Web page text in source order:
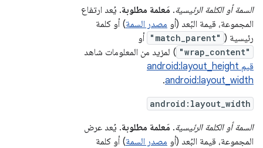
السمة أو الكلمة الرئيسية. مَعلمة مطلوبة. يُعد ارتفاع
المجموعة، قيمة البُعد (أو مصدر السمة) أو كلمة
رئيسية ( "match_parent" أو
"wrap_content" ) لمزيد من المعلومات شاهد
قيم android:layout_height
android:layout_width
.
android:layout_width
السمة أو الكلمة الرئيسية. مَعلمة مطلوبة. يُعد عرض
المجموعة، قيمة البُعد (أو مصدر السمة) أو كلمة